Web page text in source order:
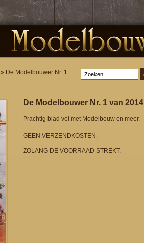
» De Modelbouwer Nr. 1
De Modelbouwer Nr. 1 van 2014
Prachtig blad vol met Modelbouw en meer.
GEEN VERZENDKOSTEN.
ZOLANG DE VOORRAAD STREKT.